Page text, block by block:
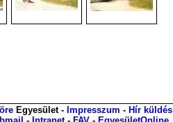
Egyesület - Impresszum - Hír küldés